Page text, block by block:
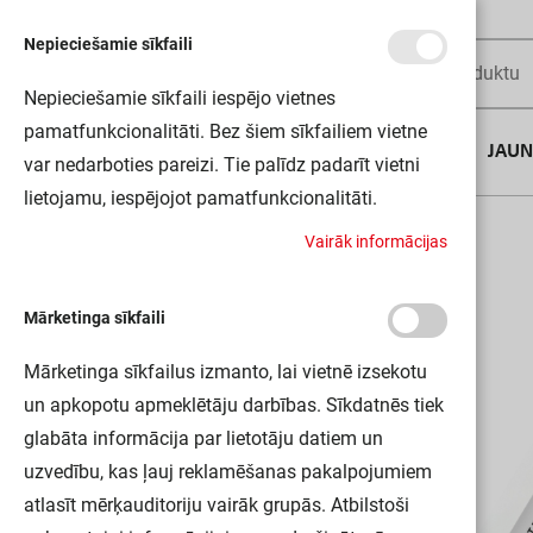
OT DIM /10-24 VS20 OSRAM
Nepieciešamie sīkfaili
Nepieciešamie sīkfaili iespējo vietnes
pamatfunkcionalitāti. Bez šiem sīkfailiem vietne
var nedarboties pareizi. Tie palīdz padarīt vietni
lietojamu, iespējojot pamatfunkcionalitāti.
Vairāk informācijas
Mārketinga sīkfaili
Mārketinga sīkfailus izmanto, lai vietnē izsekotu
un apkopotu apmeklētāju darbības. Sīkdatnēs tiek
glabāta informācija par lietotāju datiem un
uzvedību, kas ļauj reklamēšanas pakalpojumiem
atlasīt mērķauditoriju vairāk grupās. Atbilstoši